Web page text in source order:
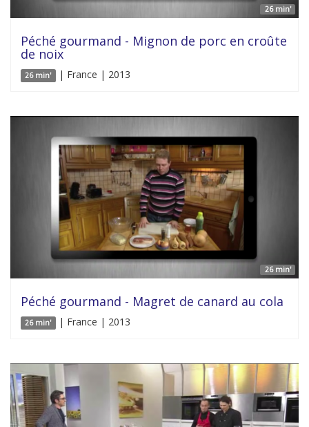
26 min'
Péché gourmand - Mignon de porc en croûte
de noix
26 min' | France | 2013
26 min'
Péché gourmand - Magret de canard au cola
26 min' | France | 2013